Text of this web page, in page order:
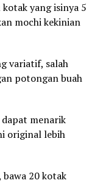
yang isinya 5
mochi kekinian
variatif, salah
potongan buah
menarik
original lebih
20 kotak